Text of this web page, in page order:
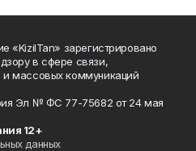
«KizilTan» зарегистрировано
в сфере связи,
и массовых коммуникаций
Эл № ФС 77-75682 от 24 мая
12+
данных